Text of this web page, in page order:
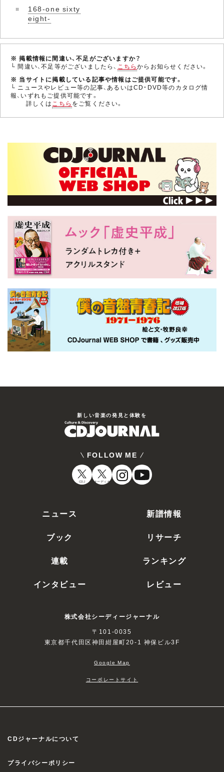
168-one sixty
eight-
※ 掲載情報に間違い、不足がございますか？
└ 間違い、不足等がございましたら、 こちらからお知らせください。
※ 当サイトに掲載している記事や情報はご提供可能です。
└ ニュースやレビュー等の記事、あるいはCD・DVD等のカタログ情
報、いずれもご提供可能です。
詳しくはこちら をご覧ください。
新しい⾳楽の発⾒と体験を
FOLLOW ME
CDJ オーディオ
ニュース
新譜情報
ブック
リサーチ
連載
ランキング
インタビュー
レビュー
株式会社シーディージャーナル
〒101-0035
東京都千代田区神田紺屋町20-1 神保ビル3F
Google Map
コーポレートサイト
CDジャーナルについて
プライバシーポリシー